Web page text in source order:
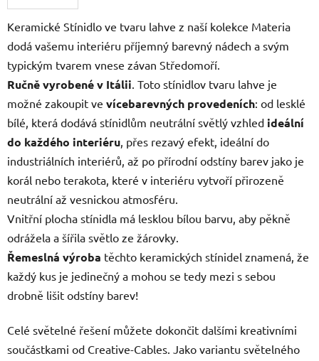
Keramické Stínidlo ve tvaru lahve z naší kolekce Materia
dodá vašemu interiéru příjemný barevný nádech a svým
typickým tvarem vnese závan Středomoří.
Ručně vyrobené v Itálii . Toto stínidlov tvaru lahve je
možné zakoupit ve vícebarevných provedeních: od lesklé
bílé, která dodává stínidlům neutrální světlý vzhled ideální
do každého interiéru , přes rezavý efekt, ideální do
industriálních interiérů, až po přírodní odstíny barev jako je
korál nebo terakota, které v interiéru vytvoří přirozeně
neutrální až vesnickou atmosféru.
Vnitřní plocha stínidla má lesklou bílou barvu, aby pěkně
odrážela a šířila světlo ze žárovky.
Řemeslná výroba těchto keramických stínidel znamená, že
každý kus je jedinečný a mohou se tedy mezi s sebou
drobně lišit odstíny barev!
Celé světelné řešení můžete dokončit dalšími kreativními
součástkami od Creative-Cables. Jako variantu světelného